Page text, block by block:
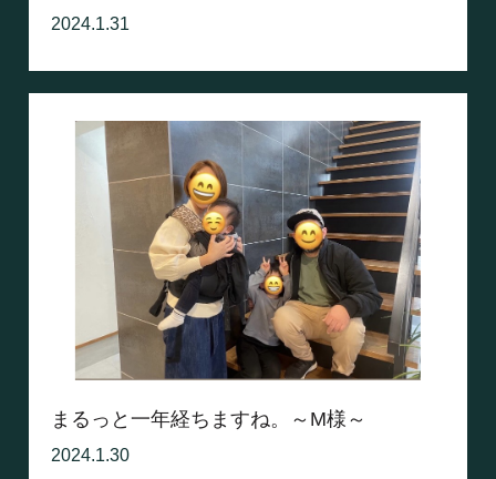
2024.1.31
まるっと一年経ちますね。～M様～
2024.1.30